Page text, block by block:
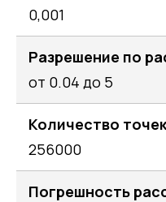
0,001
Разрешение по
от 0.04 до 5
Количество
256000
Погрешность